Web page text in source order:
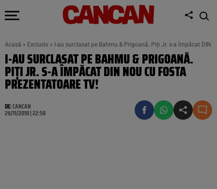
Acasă » Exclusiv » I-au surclasat pe Bahmu & Prigoană. Piți Jr. s-a împăcat DIN
I-AU SURCLASAT PE BAHMU & PRIGOANĂ.
PIȚI JR. S-A ÎMPĂCAT DIN NOU CU FOSTA
PREZENTATOARE TV!
DE:CANCAN
26/11/2018 | 22:58